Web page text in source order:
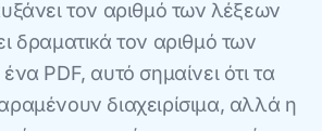
τον αριθμό των λέξεων
δραματικά τον αριθμό των
PDF, αυτό σημαίνει ότι τα
διαχειρίσιμα, αλλά η